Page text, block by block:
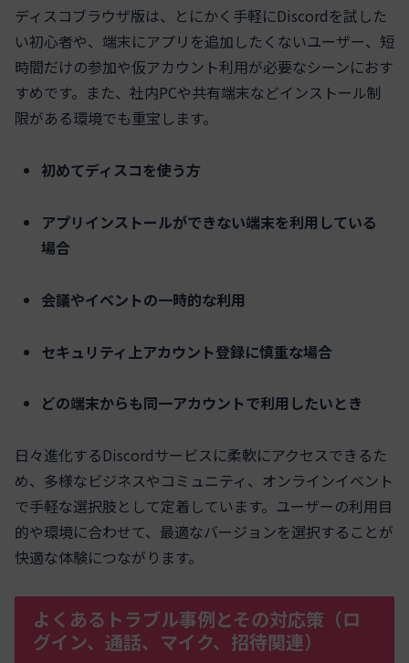
ディスコブラウザ版は、とにかく手軽にDiscordを試した
い初心者や、端末にアプリを追加したくないユーザー、短
時間だけの参加や仮アカウント利用が必要なシーンにおす
すめです。また、社内PCや共有端末などインストール制
限がある環境でも重宝します。
初めてディスコを使う方
アプリインストールができない端末を利用している
場合
会議やイベントの一時的な利用
セキュリティ上アカウント登録に慎重な場合
どの端末からも同一アカウントで利用したいとき
日々進化するDiscordサービスに柔軟にアクセスできるた
め、多様なビジネスやコミュニティ、オンラインイベント
で手軽な選択肢として定着しています。ユーザーの利用目
的や環境に合わせて、最適なバージョンを選択することが
快適な体験につながります。
よくあるトラブル事例とその対応策（ロ
グイン、通話、マイク、招待関連）